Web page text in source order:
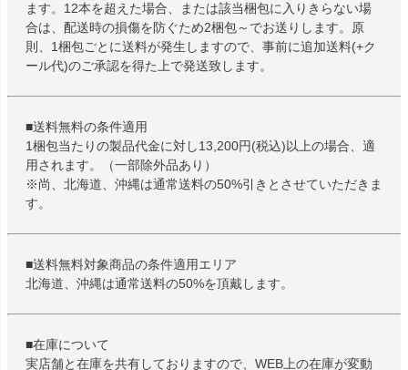
ます。12本を超えた場合、または該当梱包に入りきらない場
合は、配送時の損傷を防ぐため2梱包～でお送りします。原
則、1梱包ごとに送料が発生しますので、事前に追加送料(+ク
ール代)のご承認を得た上で発送致します。
■送料無料の条件適用
1梱包当たりの製品代金に対し13,200円(税込)以上の場合、適
用されます。（一部除外品あり）
※尚、北海道、沖縄は通常送料の50%引きとさせていただきま
す。
■送料無料対象商品の条件適用エリア
北海道、沖縄は通常送料の50%を頂戴します。
■在庫について
実店舗と在庫を共有しておりますので、WEB上の在庫が変動